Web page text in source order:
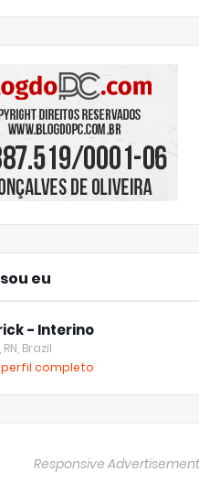
eu
- Interino
Brazil
perfil completo
Responsive Advertisement